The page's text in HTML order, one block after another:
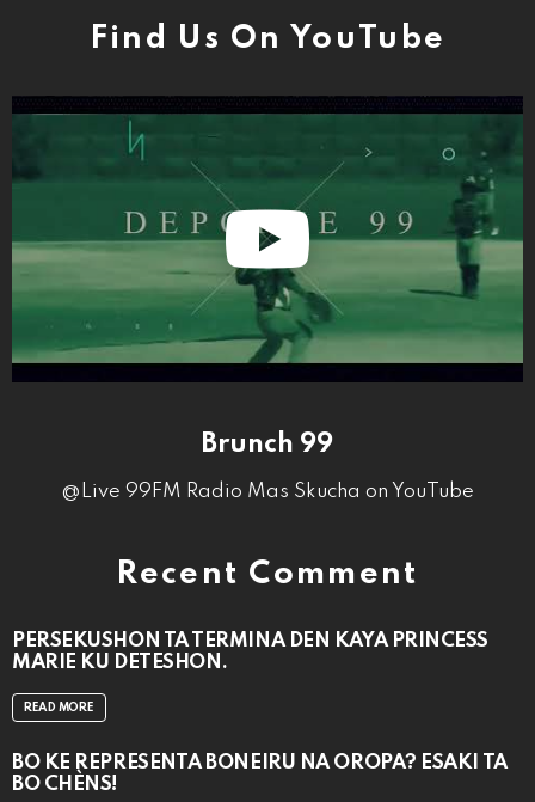
Find Us On YouTube
Brunch 99
@Live 99FM Radio Mas Skucha on YouTube
Recent Comment
PERSEKUSHON TA TERMINA DEN KAYA PRINCESS
MARIE KU DETESHON.
READ MORE
BO KE REPRESENTÁ BONEIRU NA OROPA? ESAKI TA
BO CHÈNS!